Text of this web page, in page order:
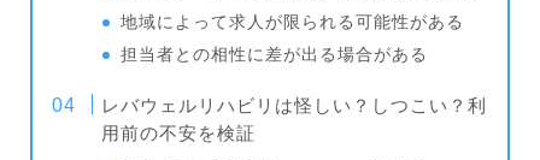
地域によって求人が限られる可能性がある
担当者との相性に差が出る場合がある
レバウェルリハビリは怪しい？しつこい？利
用前の不安を検証